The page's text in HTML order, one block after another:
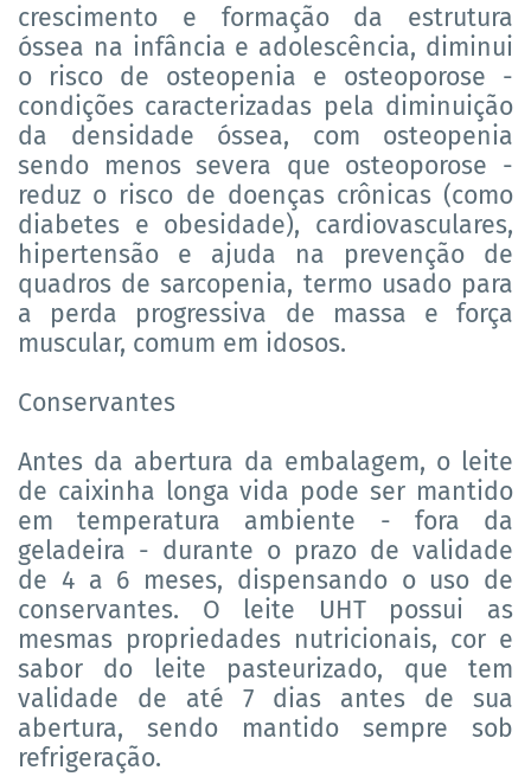
crescimento e formação da estrutura
óssea na infância e adolescência, diminui
o risco de osteopenia e osteoporose -
condições caracterizadas pela diminuição
da densidade óssea, com osteopenia
sendo menos severa que osteoporose -
reduz o risco de doenças crônicas (como
diabetes e obesidade), cardiovasculares,
hipertensão e ajuda na prevenção de
quadros de sarcopenia, termo usado para
a perda progressiva de massa e força
muscular, comum em idosos.
Conservantes
Antes da abertura da embalagem, o leite
de caixinha longa vida pode ser mantido
em temperatura ambiente - fora da
geladeira - durante o prazo de validade
de 4 a 6 meses, dispensando o uso de
conservantes. O leite UHT possui as
mesmas propriedades nutricionais, cor e
sabor do leite pasteurizado, que tem
validade de até 7 dias antes de sua
abertura, sendo mantido sempre sob
refrigeração.